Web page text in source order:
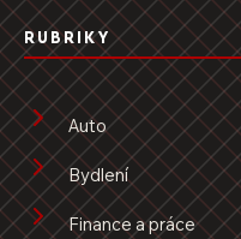
RUBRIKY
Auto
Bydlení
Finance a práce